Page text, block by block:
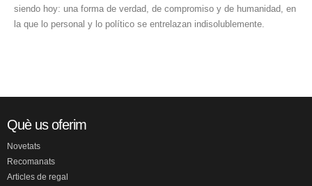
siendo hoy: una forma de verdad, de compromiso y de humanidad, en
la que lo personal y lo político se entrelazan indisolublemente.
Què us oferim
Novetats
Recomanats
Articles de regal